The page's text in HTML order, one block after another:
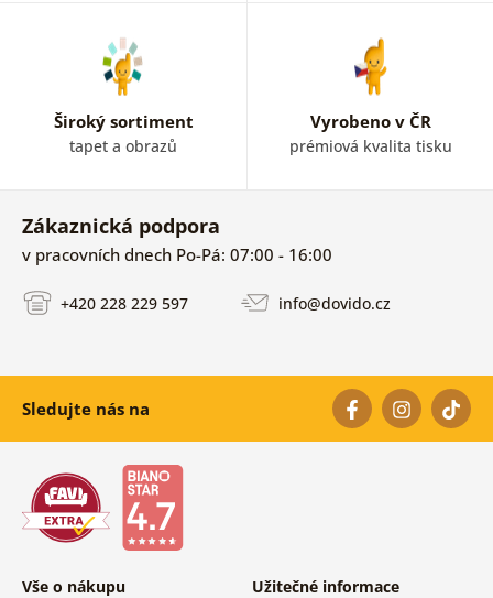
Široký sortiment
tapet a obrazů
Vyrobeno v ČR
prémiová kvalita tisku
Zákaznická podpora
v pracovních dnech Po-Pá: 07:00 - 16:00
+420 228 229 597 info@dovido.cz
Sledujte nás na
Vše o nákupu Užitečné informace